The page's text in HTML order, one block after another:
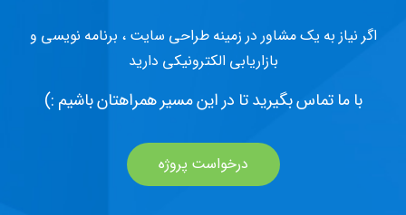
اگر نیاز به یک مشاور در زمینه طراحی سایت ، برنامه نویسی و
بازاریابی الکترونیکی دارید
با ما تماس بگیرید تا در این مسیر همراهتان باشیم :)
درخواست پروژه